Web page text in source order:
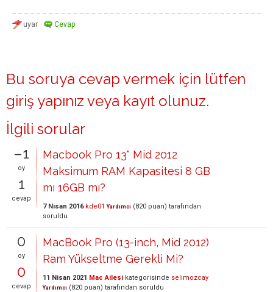
Bu soruya cevap vermek için lütfen
giriş yapınız veya kayıt olunuz.
İlgili sorular
–1
oy
1
cevap
Macbook Pro 13" Mid 2012
Maksimum RAM Kapasitesi 8 GB
mı 16GB mı?
7 Nisan 2016 kde01 Yardımcı (820 puan) tarafından
soruldu
0
oy
0
cevap
MacBook Pro (13-inch, Mid 2012)
Ram Yükseltme Gerekli Mi?
11 Nisan 2021 Mac Ailesi kategorisinde selimozcay
Yardımcı (820 puan) tarafından soruldu